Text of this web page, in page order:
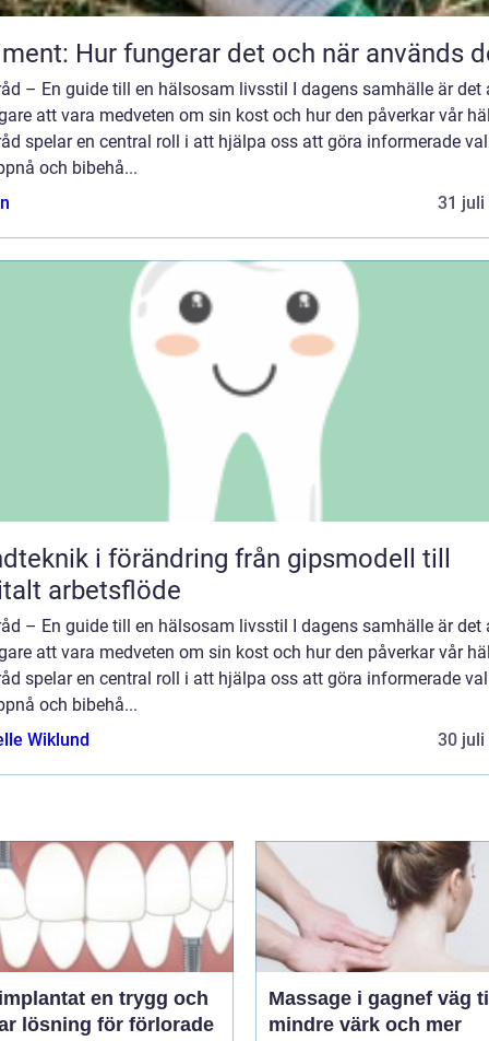
Hur fungerar det och när används
– En guide till en hälsosam livsstil I dagens samhälle är det
att vara medveten om sin kost och hur den påverkar vår
spelar en central roll i att hjälpa oss att göra informerade
och bibehå...
31 juli
i förändring från gipsmodell till
arbetsflöde
– En guide till en hälsosam livsstil I dagens samhälle är det
att vara medveten om sin kost och hur den påverkar vår
spelar en central roll i att hjälpa oss att göra informerade
och bibehå...
Wiklund
30 juli
en trygg och
lösning för förlorade
Massage i gagnef väg till
mindre värk och mer